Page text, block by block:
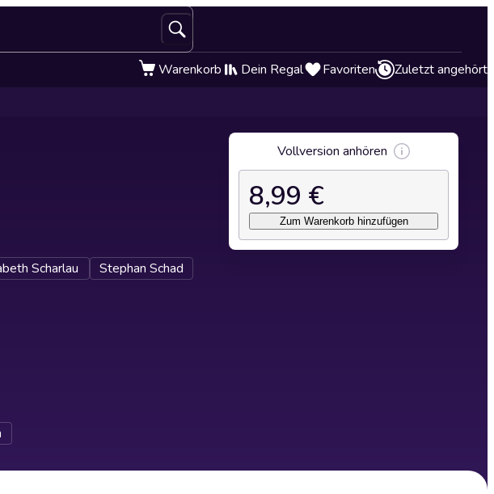
Warenkorb Dein Regal Favoriten Zuletzt angehört
Scharlau
Stephan Schad
Vollversion anhören
8,99 €
Zum Warenkorb hinzufügen